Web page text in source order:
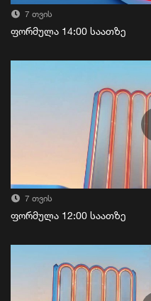
7 თვის
ფორმულა 14:00 საათზე
7 თვის
ფორმულა 12:00 საათზე